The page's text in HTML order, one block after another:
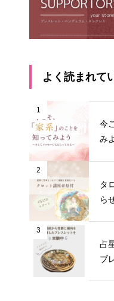
よく読まれて
1
今
み
2
タ
ら
3
占
ブ